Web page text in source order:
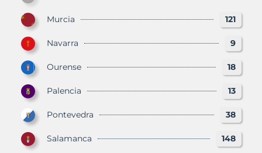
Murcia 121
Navarra 9
Ourense 18
Palencia 13
Pontevedra 38
Salamanca 148